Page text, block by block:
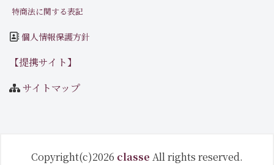
特商法に関する表記
個人情報保護方針
【提携サイト】
サイトマップ
Copyright(c)2026 classe All rights reserved.